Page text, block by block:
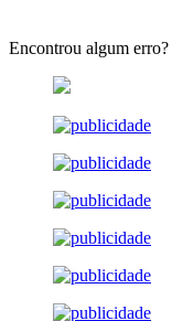
Encontrou algum erro?